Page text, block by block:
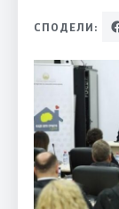
СПОДЕЛИ: